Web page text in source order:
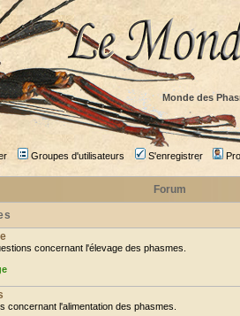
Monde des
Groupes d'utilisateurs S'enregistrer
Forum
concernant l'élevage des phasmes.
concernant l'alimentation des phasmes.